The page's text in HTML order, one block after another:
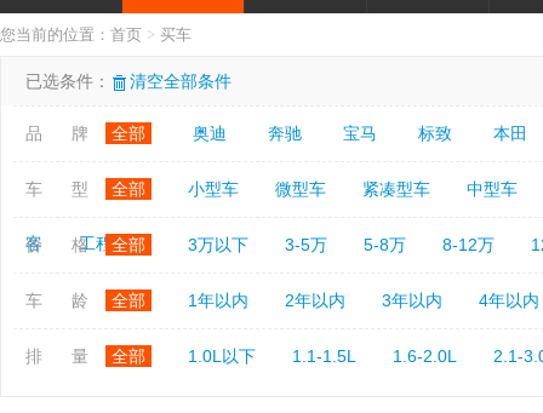
您当前的位置： 首页 > 买车
已选条件： 清空全部条件
品 牌 全部 奥迪 奔驰 宝马 标致 本田
车 型 全部 小型车 微型车 紧凑型车 中型车
客 工程车
价 格 全部 3万以下 3-5万 5-8万 8-12万
车 龄 全部 1年以内 2年以内 3年以内 4年以内
排 量 全部 1.0L以下 1.1-1.5L 1.6-2.0L 2.1-